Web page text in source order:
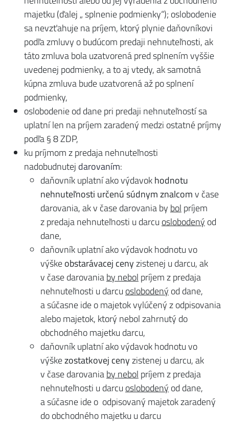
majetku (ďalej „ splnenie podmienky“); oslobodenie
sa nevzťahuje na príjem, ktorý plynie daňovníkovi
podľa zmluvy o budúcom predaji nehnuteľnosti, ak
táto zmluva bola uzatvorená pred splnením vyššie
uvedenej podmienky, a to aj vtedy, ak samotná
kúpna zmluva bude uzatvorená až po splnení
podmienky,
oslobodenie od dane pri predaji nehnuteľností sa
uplatní len na príjem zaradený medzi ostatné príjmy
podľa § 8 ZDP,
ku príjmom z predaja nehnuteľnosti
nadobudnutej darovaním:
daňovník uplatní ako výdavokhodnotu
nehnuteľnosti určenú súdnym znalcomv čase
darovania, ak v čase darovania by bol príjem
z predaja nehnuteľnosti u darcu oslobodený od
dane,
daňovník uplatní ako výdavok hodnotu vo
výškeobstarávacej cenyzistenej u darcu, ak
v čase darovaniaby nebol príjem z predaja
nehnuteľnosti u darcu oslobodený od dane,
a súčasne ide o majetok vylúčený z odpisovania
alebo majetok, ktorý nebol zahrnutý do
obchodného majetku darcu,
daňovník uplatní ako výdavok hodnotu vo
výškezostatkovej cenyzistenej u darcu, ak
v čase darovaniaby nebol príjem z predaja
nehnuteľnosti u darcu oslobodený od dane,
a súčasne ide o odpisovaný majetok zaradený
do obchodného majetku u darcu